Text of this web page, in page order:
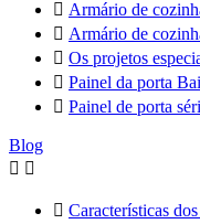
 Armário de
 Armário de
 Os projetos
 Painel da porta
 Painel de porta
Blog
 
 Características